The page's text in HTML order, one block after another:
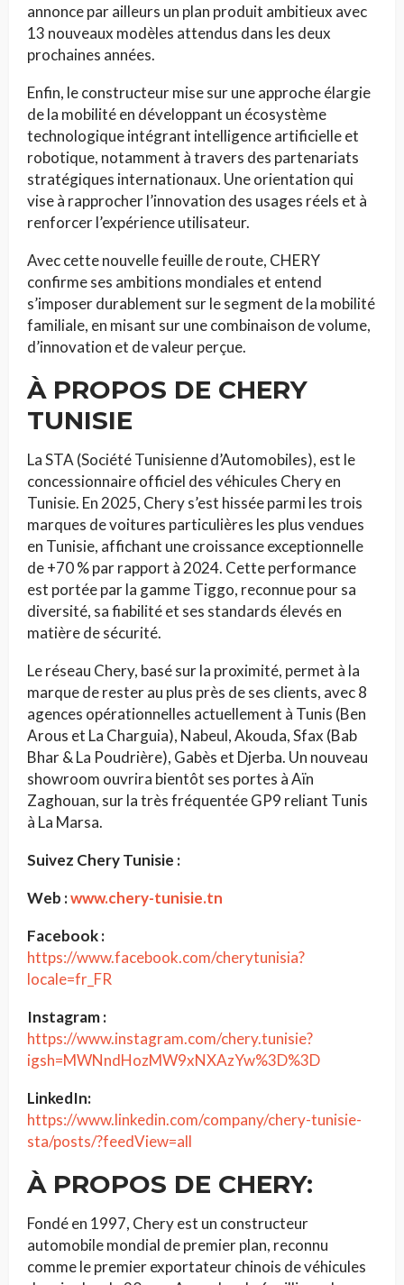
annonce par ailleurs un plan produit ambitieux avec
13 nouveaux modèles attendus dans les deux
prochaines années.
Enfin, le constructeur mise sur une approche élargie
de la mobilité en développant un écosystème
technologique intégrant intelligence artificielle et
robotique, notamment à travers des partenariats
stratégiques internationaux. Une orientation qui
vise à rapprocher l’innovation des usages réels et à
renforcer l’expérience utilisateur.
Avec cette nouvelle feuille de route, CHERY
confirme ses ambitions mondiales et entend
s’imposer durablement sur le segment de la mobilité
familiale, en misant sur une combinaison de volume,
d’innovation et de valeur perçue.
À PROPOS DE CHERY
TUNISIE
La STA (Société Tunisienne d’Automobiles), est le
concessionnaire officiel des véhicules Chery en
Tunisie. En 2025, Chery s’est hissée parmi les trois
marques de voitures particulières les plus vendues
en Tunisie, affichant une croissance exceptionnelle
de +70 % par rapport à 2024. Cette performance
est portée par la gamme Tiggo, reconnue pour sa
diversité, sa fiabilité et ses standards élevés en
matière de sécurité.
Le réseau Chery, basé sur la proximité, permet à la
marque de rester au plus près de ses clients, avec 8
agences opérationnelles actuellement à Tunis (Ben
Arous et La Charguia), Nabeul, Akouda, Sfax (Bab
Bhar & La Poudrière), Gabès et Djerba. Un nouveau
showroom ouvrira bientôt ses portes à Aïn
Zaghouan, sur la très fréquentée GP9 reliant Tunis
à La Marsa.
Suivez Chery Tunisie :
Web :www.chery-tunisie.tn
Facebook :
https://www.facebook.com/cherytunisia?
locale=fr_FR
Instagram :
https://www.instagram.com/chery.tunisie?
igsh=MWNndHozMW9xNXAzYw%3D%3D
LinkedIn:
https://www.linkedin.com/company/chery-tunisie-
sta/posts/?feedView=all
À PROPOS DE CHERY:
Fondé en 1997, Chery est un constructeur
automobile mondial de premier plan, reconnu
comme le premier exportateur chinois de véhicules